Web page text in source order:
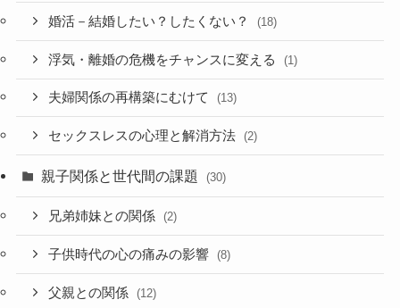
婚活－結婚したい？したくない？ (18)
浮気・離婚の危機をチャンスに変える (1)
夫婦関係の再構築にむけて (13)
セックスレスの心理と解消方法 (2)
親子関係と世代間の課題 (30)
兄弟姉妹との関係 (2)
子供時代の心の痛みの影響 (8)
父親との関係 (12)